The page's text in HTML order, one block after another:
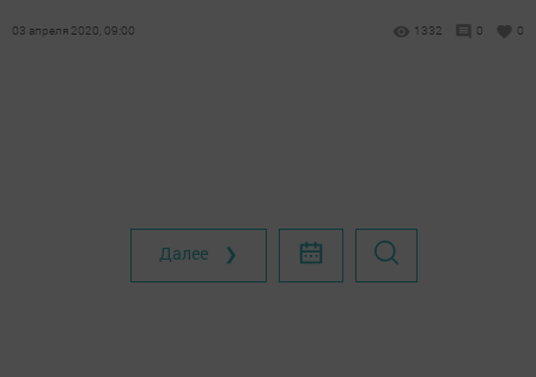
03 апреля 2020, 09:00 1332 0 0
Далее ❯